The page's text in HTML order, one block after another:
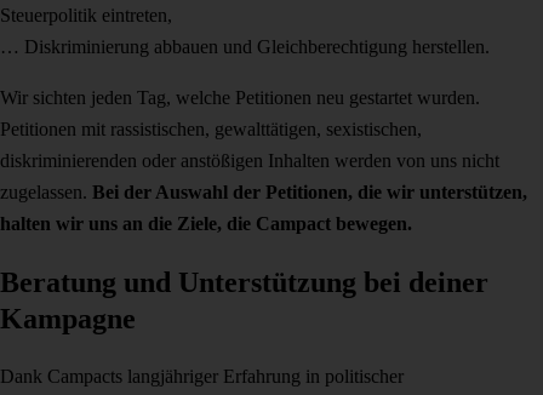
Steuerpolitik eintreten,
… Diskriminierung abbauen und Gleichberechtigung herstellen.
Wir sichten jeden Tag, welche Petitionen neu gestartet wurden.
Petitionen mit rassistischen, gewalttätigen, sexistischen,
diskriminierenden oder anstößigen Inhalten werden von uns nicht
zugelassen. Bei der Auswahl der Petitionen, die wir unterstützen,
halten wir uns an die Ziele, die Campact bewegen.
Beratung und Unterstützung bei deiner
Kampagne
Dank Campacts langjähriger Erfahrung in politischer